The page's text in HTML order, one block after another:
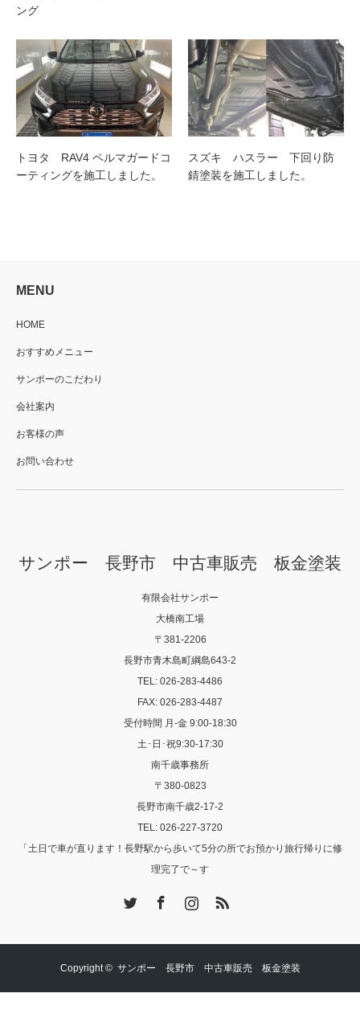
ング
トヨタ RAV4 ペルマガードコ
ーティングを施工しました。
スズキ ハスラー 下回り防
錆塗装を施工しました。
MENU
HOME
おすすめメニュー
サンポーのこだわり
会社案内
お客様の声
お問い合わせ
サンポー 長野市 中古車販売 板金塗装
有限会社サンポー
大橋南工場
〒381-2206
長野市青木島町綱島643-2
TEL: 026-283-4486
FAX: 026-283-4487
受付時間 月-金 9:00-18:30
土･日･祝9:30-17:30
南千歳事務所
〒380-0823
長野市南千歳2-17-2
TEL: 026-227-3720
「土日で車が直ります！長野駅から歩いて5分の所でお預かり旅行帰りに修
理完了で～す
Copyright © サンポー 長野市 中古車販売 板金塗装